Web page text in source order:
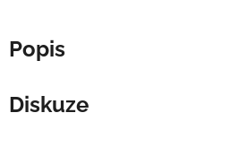
Popis
Diskuze